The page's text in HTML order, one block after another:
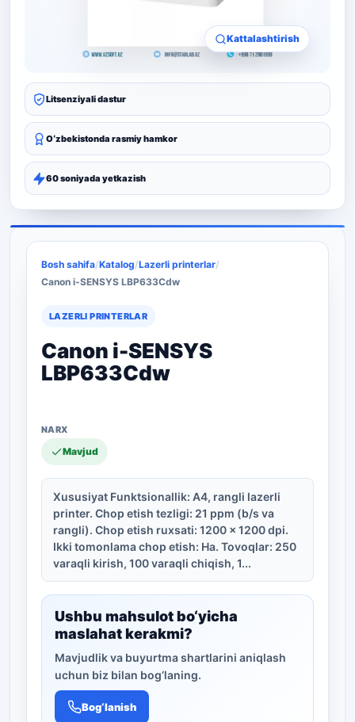
Kattalashtirish
Litsenziyali dastur
Oʻzbekistonda rasmiy hamkor
60 soniyada yetkazish
Bosh sahifa/Katalog/Lazerli printerlar/
Canon i-SENSYS LBP633Cdw
LAZERLI PRINTERLAR
Canon i-SENSYS
LBP633Cdw
Mavjud
Xususiyat Funktsionallik: A4, rangli lazerli
printer. Chop etish tezligi: 21 ppm (b/s va
rangli). Chop etish ruxsati: 1200 x 1200 dpi.
Ikki tomonlama chop etish: Ha. Tovoqlar: 250
varaqli kirish, 100 varaqli chiqish, 1...
Ushbu mahsulot bo‘yicha
maslahat kerakmi?
Mavjudlik va buyurtma shartlarini aniqlash
uchun biz bilan bog‘laning.
Bog‘lanish